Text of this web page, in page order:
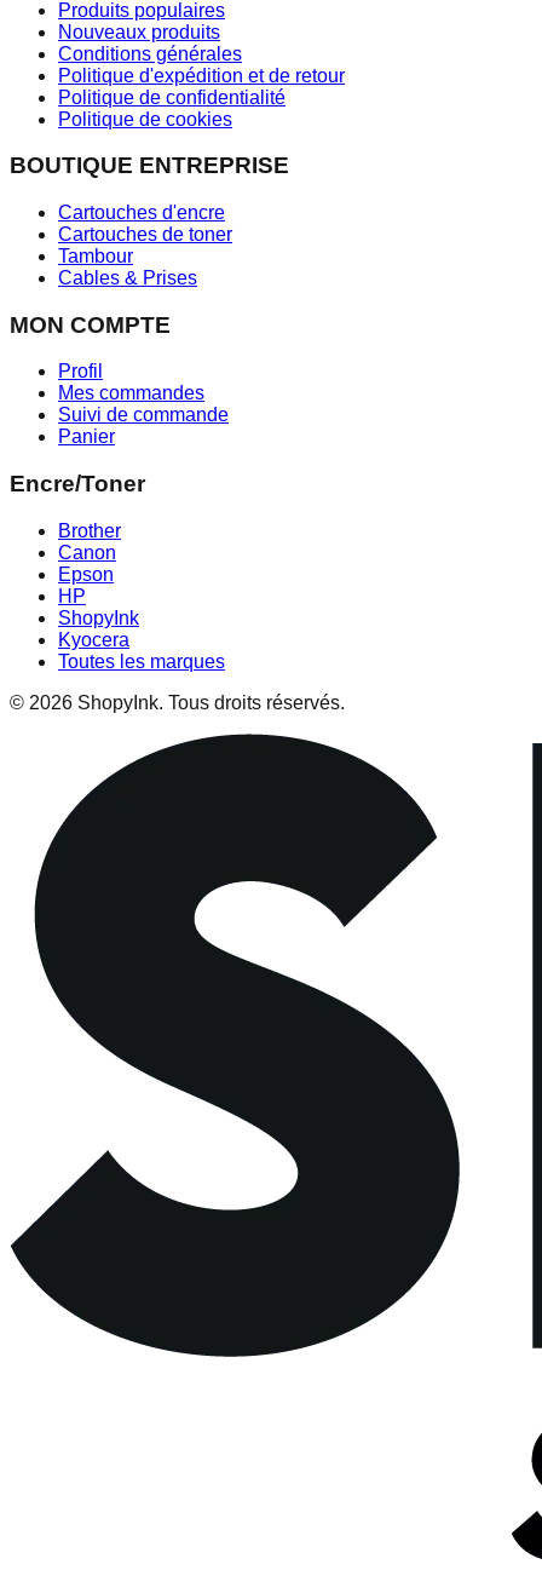
Produits populaires
Nouveaux produits
Conditions générales
Politique d'expédition et de retour
Politique de confidentialité
Politique de cookies
BOUTIQUE ENTREPRISE
Cartouches d'encre
Cartouches de toner
Tambour
Cables & Prises
MON COMPTE
Profil
Mes commandes
Suivi de commande
Panier
Encre/Toner
Brother
Canon
Epson
HP
ShopyInk
Kyocera
Toutes les marques
© 2026 ShopyInk. Tous droits réservés.